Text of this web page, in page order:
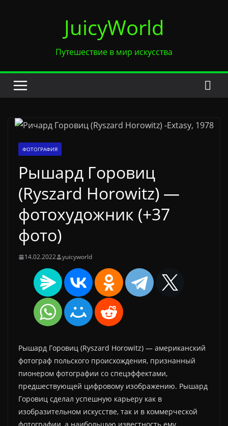
JuicyWorld
Путешествие в мир искусства
ФОТОГРАФИЯ
Рышард Горовиц
(Ryszard Horowitz) —
фотохудожник (+37
фото)
14.02.2022 yuicyworld
Рышард Горовиц (Ryszard Horowitz) — американский
фотограф польского происхождения, признанный
пионером фотографии со спецэффектами,
предшествующей цифровому изображению. Рышард
Горовиц сделал успешную карьеру как в
изобразительном искусстве, так и в коммерческой